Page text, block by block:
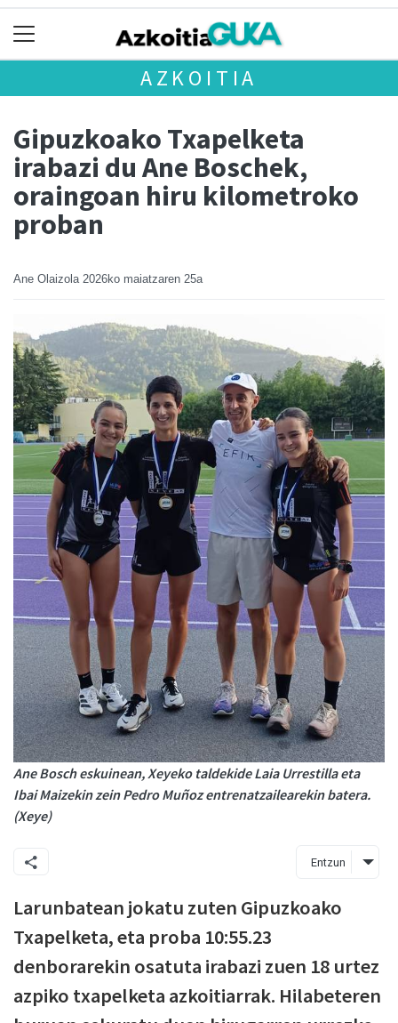
AZKOITIA
Gipuzkoako Txapelketa
irabazi du Ane Boschek,
oraingoan hiru kilometroko
proban
Ane Olaizola 2026ko maiatzaren 25a
Ane Bosch eskuinean, Xeyeko taldekide Laia Urrestilla eta
Ibai Maizekin zein Pedro Muñoz entrenatzailearekin batera.
(Xeye)
Entzun
Larunbatean jokatu zuten Gipuzkoako
Txapelketa, eta proba 10:55.23
denborarekin osatuta irabazi zuen 18 urtez
azpiko txapelketa azkoitiarrak. Hilabeteren